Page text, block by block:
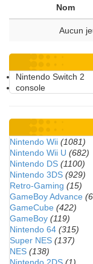
Nom
Aucun
Nintendo Switch 2
console
Nintendo Wii (1081)
Nintendo Wii U (682)
Nintendo DS (1100)
Nintendo 3DS (929)
Retro-Gaming (15)
GameBoy Advance
GameCube (422)
GameBoy (119)
Nintendo 64 (315)
Super NES (137)
NES (138)